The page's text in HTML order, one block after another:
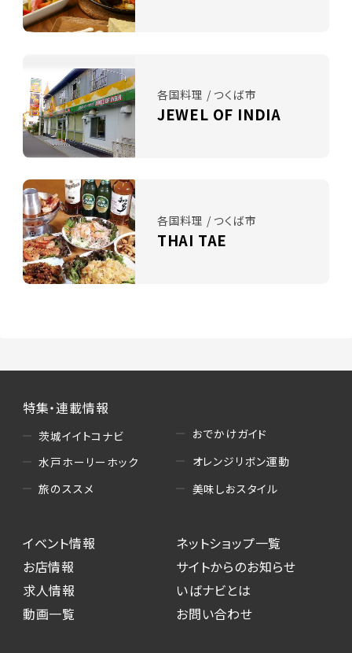
各国料理 / つくば市
JEWEL OF INDIA
各国料理 / つくば市
THAI TAE
特集・連載情報
茨城イイトコナビ
水戸ホーリーホック
旅のススメ
おでかけガイド
オレンジリボン運動
美味しおスタイル
イベント情報
お店情報
求人情報
動画一覧
ネットショップ一覧
サイトからのお知らせ
いばナビとは
お問い合わせ